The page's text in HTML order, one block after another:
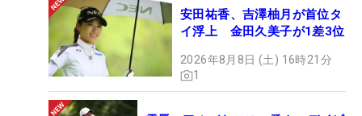
安田祐香、吉澤柚月が首位タ
イ浮上 金田久美子が1差3位
2026年8月8日 (土) 16時21分
1